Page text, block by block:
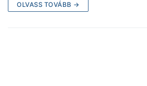
OLVASS TOVÁBB →